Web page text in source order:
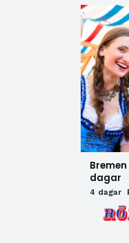
dagar
4 dagar